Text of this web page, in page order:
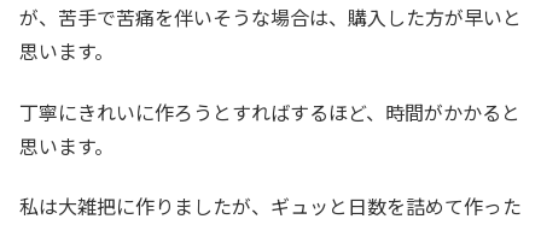
が、苦手で苦痛を伴いそうな場合は、購入した方が早いと
思います。
丁寧にきれいに作ろうとすればするほど、時間がかかると
思います。
私は大雑把に作りましたが、ギュッと日数を詰めて作った